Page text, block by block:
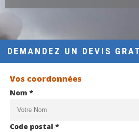
DEMANDEZ UN DEVIS
Vos coordonnées
Nom *
Code postal *